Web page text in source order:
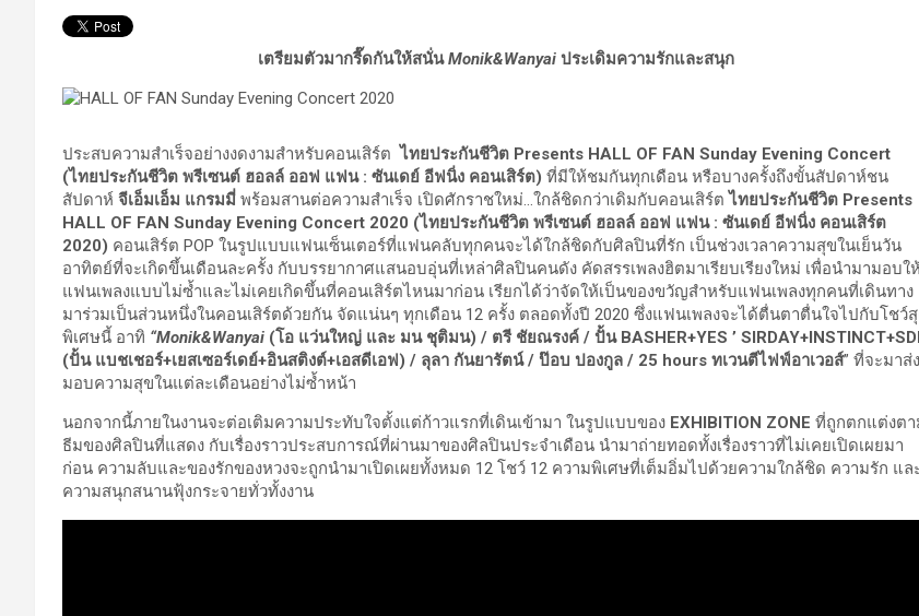
เตรียมตัวมากรี๊ดกันให้สนั่นMonik&Wanyaiประเดิมความรักและสนุก
ประสบความสำเร็จอย่างงดงามสำหรับคอนเสิร์ตไทยประกันชีวิต Presents HALL OF FAN Sunday Evening Concert
(ไทยประกันชีวิต พรีเซนต์ ฮอลล์ ออฟ แฟน : ซันเดย์ อีฟนิ่ง คอนเสิร์ต) ที่มีให้ชมกันทุกเดือน หรือบางครั้งถึงขั้นสัปดาห์ชน
สัปดาห์ จีเอ็มเอ็ม แกรมมี่ พร้อมสานต่อความสำเร็จ เปิดศักราชใหม่…ใกล้ชิดกว่าเดิมกับคอนเสิร์ตไทยประกันชีวิต Presents
HALL OF FAN Sunday Evening Concert 2020 (ไทยประกันชีวิต พรีเซนต์ ฮอลล์ ออฟ แฟน : ซันเดย์ อีฟนิ่ง คอนเสิร์ต
2020) คอนเสิร์ต POP ในรูปแบบแฟนเซ็นเตอร์ที่แฟนคลับทุกคนจะได้ใกล้ชิดกับศิลปินที่รัก เป็นช่วงเวลาความสุขในเย็นวัน
อาทิตย์ที่จะเกิดขึ้นเดือนละครั้ง กับบรรยากาศแสนอบอุ่นที่เหล่าศิลปินคนดัง คัดสรรเพลงฮิตมาเรียบเรียงใหม่ เพื่อนำมามอบให้
แฟนเพลงแบบไม่ซ้ำและไม่เคยเกิดขึ้นที่คอนเสิร์ตไหนมาก่อน เรียกได้ว่าจัดให้เป็นของขวัญสำหรับแฟนเพลงทุกคนที่เดินทาง
มาร่วมเป็นส่วนหนึ่งในคอนเสิร์ตด้วยกัน จัดแน่นๆ ทุกเดือน 12 ครั้ง ตลอดทั้งปี 2020 ซึ่งแฟนเพลงจะได้ตื่นตาตื่นใจไปกับโชว์
พิเศษนี้ อาทิ “Monik&Wanyai (โอ แว่นใหญ่ และ มน ชุติมน) / ตรี ชัยณรงค์ / ปั้น BASHER+YES ’
(ปั้น แบชเชอร์+เยสเซอร์เดย์+อินสติงต์+เอสดีเอฟ) / ลุลา กันยารัตน์ / ป๊อบ ปองกูล / 25 hours ทเวนตีไฟฟ์อาเวอส์” ที่จะมาส่ง
มอบความสุขในแต่ละเดือนอย่างไม่ซ้ำหน้า
นอกจากนี้ภายในงานจะต่อเติมความประทับใจตั้งแต่ก้าวแรกที่เดินเข้ามา ในรูปแบบของ EXHIBITION ZONE ที่ถูกตกแต่งตา
ธีมของศิลปินที่แสดง กับเรื่องราวประสบการณ์ที่ผ่านมาของศิลปินประจำเดือน นำมาถ่ายทอดทั้งเรื่องราวที่ไม่เคยเปิดเผยมา
ก่อน ความลับและของรักของหวงจะถูกนำมาเปิดเผยทั้งหมด 12 โชว์ 12 ความพิเศษที่เต็มอิ่มไปด้วยความใกล้ชิด ความรัก แล
ความสนุกสนานฟุ้งกระจายทั่วทั้งงาน